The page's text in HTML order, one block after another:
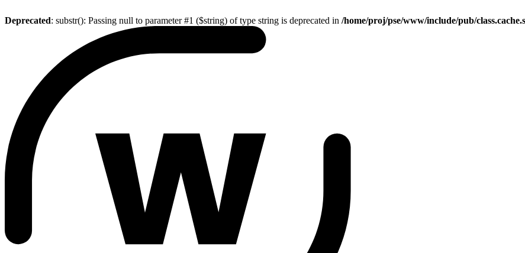
Deprecated: substr(): Passing null to parameter #1 ($string) of type string is deprecated in /home/proj/pse/www/include/pub/